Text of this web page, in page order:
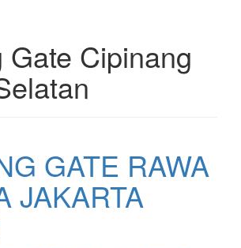
Gate Cipinang
GATE RAWA
JAKARTA